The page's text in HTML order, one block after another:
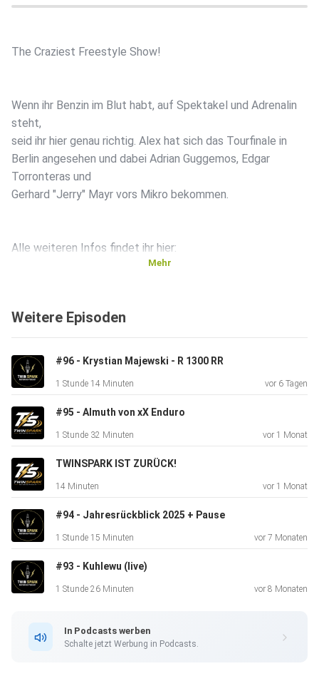
The Craziest Freestyle Show!
Wenn ihr Benzin im Blut habt, auf Spektakel und Adrenalin
steht,
seid ihr hier genau richtig. Alex hat sich das Tourfinale in
Berlin angesehen und dabei Adrian Guggemos, Edgar
Torronteras und
Gerhard "Jerry" Mayr vors Mikro bekommen.
Alle weiteren Infos findet ihr hier:
Adrian Guggemos
Edgar Torronteras
Gerhard "Jerry" Mayr
Für alle Stickerlover: wenn ihr Aufkleber von Eurem neuen
Lieblingspodcast haben wollt, werft ein klein wenig
die Kaffee-/Bierkasse und schreibt Eure Adresse dazu, die
Überraschung folgt per Post!
Mehr
Weitere Episoden
#96 - Krystian Majewski - R 1300 RR
1 Stunde 14 Minuten vor 6 Tagen
#95 - Almuth von xX Enduro
1 Stunde 32 Minuten vor 1 Monat
TWINSPARK IST ZURÜCK!
14 Minuten vor 1 Monat
#94 - Jahresrückblick 2025 + Pause
1 Stunde 15 Minuten vor 7 Monaten
#93 - Kuhlewu (live)
1 Stunde 26 Minuten vor 8 Monaten
In Podcasts werben
Schalte jetzt Werbung in Podcasts.